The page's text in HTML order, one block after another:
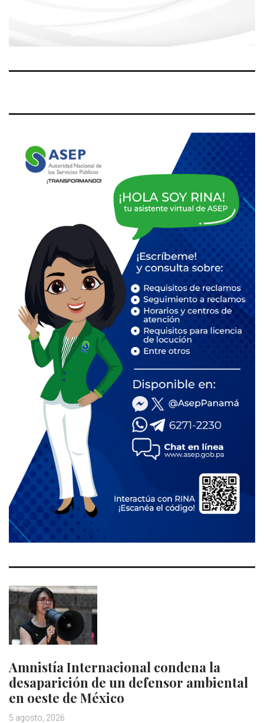
Amnistía Internacional condena la
desaparición de un defensor ambiental
en oeste de México
5 agosto, 2026